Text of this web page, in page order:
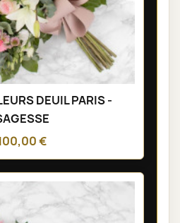
DEUIL PARIS -
€